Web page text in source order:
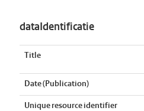
dataIdentificatie
Title
Date (Publication)
Unique resource identifier